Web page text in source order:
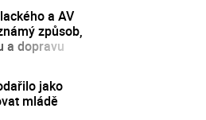
a AV
způsob,
a dopravu
jako
mládě